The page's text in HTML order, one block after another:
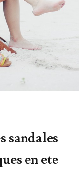
sandales
en ete